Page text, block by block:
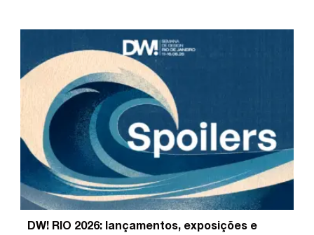
DW! RIO 2026: lançamentos, exposições e